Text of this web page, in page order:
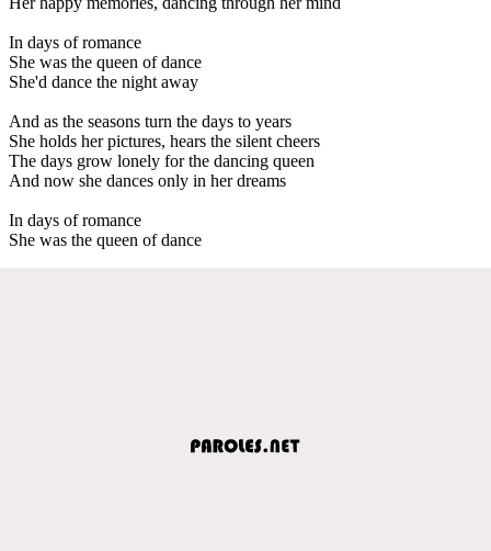
In days of romance
She was the queen of dance
She'd dance the night away
And as the seasons turn the days to years
She holds her pictures, hears the silent cheers
The days grow lonely for the dancing queen
And now she dances only in her dreams
In days of romance
She was the queen of dance